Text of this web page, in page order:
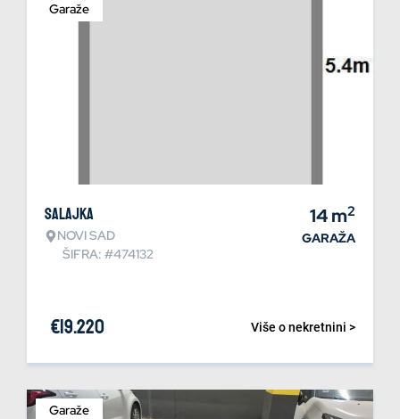
Garaže
Salajka
NOVI SAD
ŠIFRA: #474132
14m2
GARAŽA
Više o nekretnini >
€19.220
Garaže